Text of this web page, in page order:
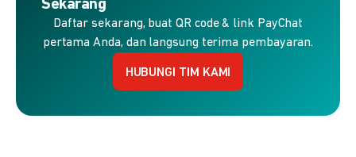
Sekarang
Daftar sekarang, buat QR code & link PayChat
pertama Anda, dan langsung terima pembayaran.
HUBUNGI TIM KAMI